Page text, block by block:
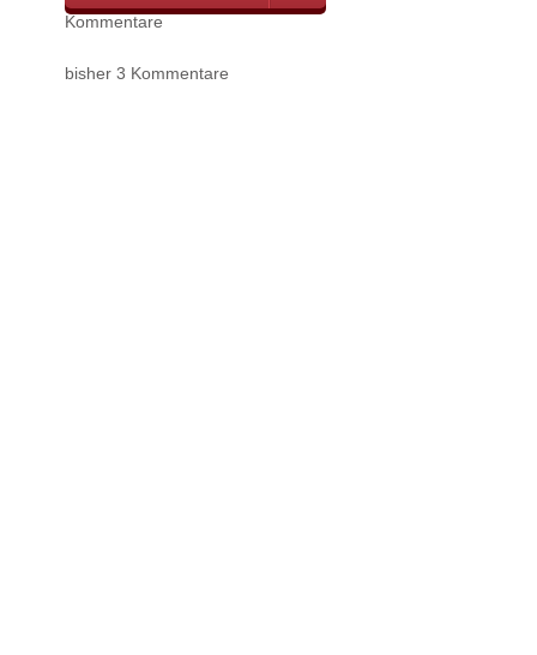
Kommentare
bisher 3 Kommentare